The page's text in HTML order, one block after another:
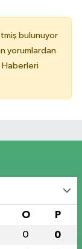
bulunuyor
yorumlardan
Haberleri
O P
0 0